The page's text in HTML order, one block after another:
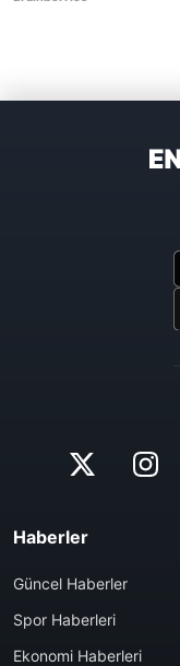
Haberler
Güncel Haberler
Spor Haberleri
Ekonomi Haberleri